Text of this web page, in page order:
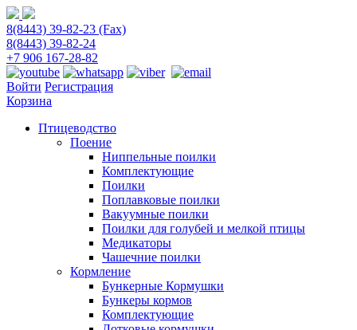
8(8443) 39-82-23 (Fax)
8(8443) 39-82-24
+7 906 167-28-82
Войти Регистрация
Корзина
Птицеводство
Поение
Ниппельные поилки
Комплектующие
Поилки
Поплавковые поилки
Вакуумные поилки
Поилки для голубей и мелкой птицы
Медикаторы
Чашечние поилки
Кормление
Бункерные Кормушки
Бункеры кормов
Комплектующие